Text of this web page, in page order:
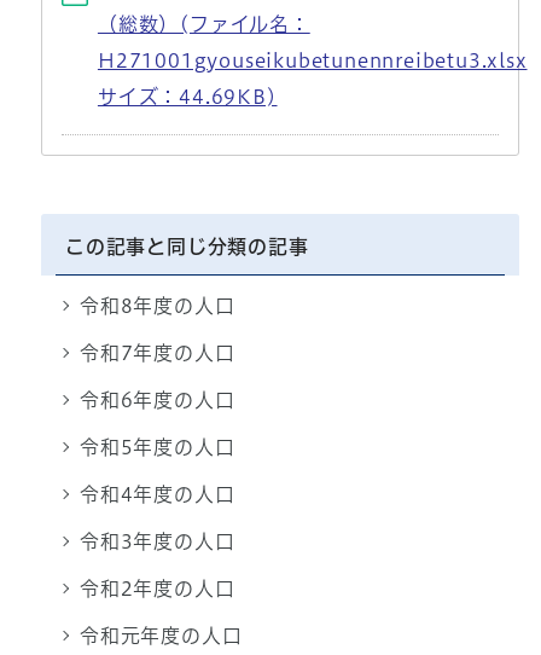
（総数）(ファイル名：
H271001gyouseikubetunennreibetu3.xlsx
サイズ：44.69KB)
この記事と同じ分類の記事
令和8年度の人口
令和7年度の人口
令和6年度の人口
令和5年度の人口
令和4年度の人口
令和3年度の人口
令和2年度の人口
令和元年度の人口